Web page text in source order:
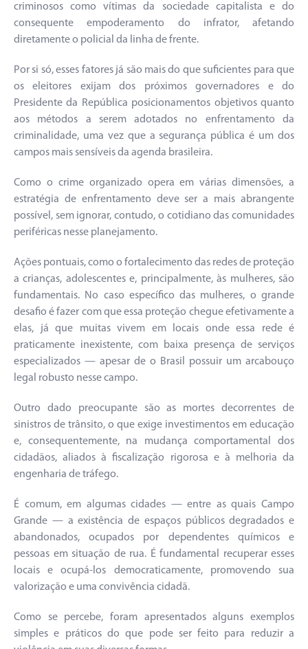
criminosos como vítimas da sociedade capitalista e do
consequente empoderamento do infrator, afetando
diretamente o policial da linha de frente.
Por si só, esses fatores já são mais do que suficientes para que
os eleitores exijam dos próximos governadores e do
Presidente da República posicionamentos objetivos quanto
aos métodos a serem adotados no enfrentamento da
criminalidade, uma vez que a segurança pública é um dos
campos mais sensíveis da agenda brasileira.
Como o crime organizado opera em várias dimensões, a
estratégia de enfrentamento deve ser a mais abrangente
possível, sem ignorar, contudo, o cotidiano das comunidades
periféricas nesse planejamento.
Ações pontuais, como o fortalecimento das redes de proteção
a crianças, adolescentes e, principalmente, às mulheres, são
fundamentais. No caso específico das mulheres, o grande
desafio é fazer com que essa proteção chegue efetivamente a
elas, já que muitas vivem em locais onde essa rede é
praticamente inexistente, com baixa presença de serviços
especializados — apesar de o Brasil possuir um arcabouço
legal robusto nesse campo.
Outro dado preocupante são as mortes decorrentes de
sinistros de trânsito, o que exige investimentos em educação
e, consequentemente, na mudança comportamental dos
cidadãos, aliados à fiscalização rigorosa e à melhoria da
engenharia de tráfego.
É comum, em algumas cidades — entre as quais Campo
Grande — a existência de espaços públicos degradados e
abandonados, ocupados por dependentes químicos e
pessoas em situação de rua. É fundamental recuperar esses
locais e ocupá-los democraticamente, promovendo sua
valorização e uma convivência cidadã.
Como se percebe, foram apresentados alguns exemplos
simples e práticos do que pode ser feito para reduzir a